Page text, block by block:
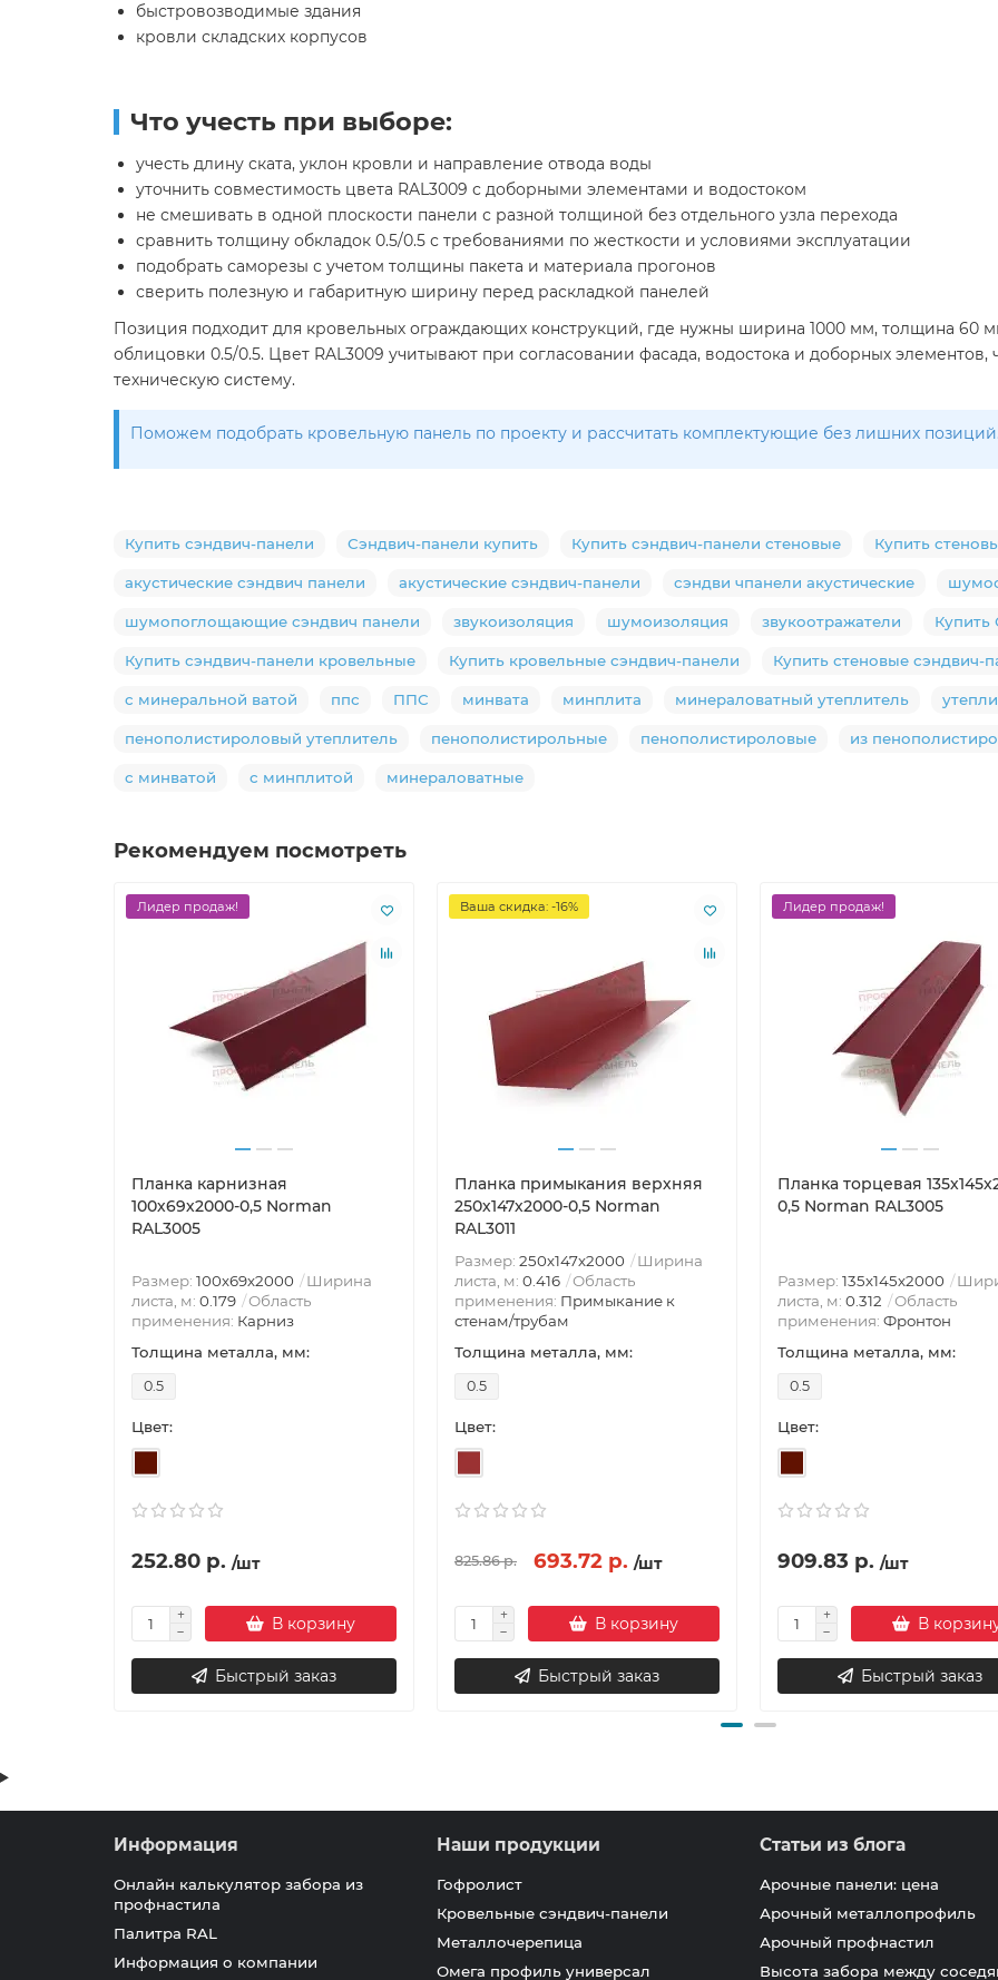
быстровозводимые здания
кровли складских корпусов
Что учесть при выборе:
учесть длину ската, уклон кровли и направление отвода воды
уточнить совместимость цвета RAL3009 с доборными элементами и водостоком
не смешивать в одной плоскости панели с разной толщиной без отдельного узла перехода
сравнить толщину обкладок 0.5/0.5 с требованиями по жесткости и условиями эксплуатации
подобрать саморезы с учетом толщины пакета и материала прогонов
сверить полезную и габаритную ширину перед раскладкой панелей
Позиция подходит для кровельных ограждающих конструкций, где нужны ширина 1000 мм, толщина 60
облицовки 0.5/0.5. Цвет RAL3009 учитывают при согласовании фасада, водостока и доборных
техническую систему.
Поможем подобрать кровельную панель по проекту и рассчитать комплектующие без лишних позиций.
Купить сэндвич-панели Сэндвич-панели купить Купить сэндвич-панели стеновые Купить
акустические сэндвич панели акустические сэндвич-панели сэндви чпанели акустические
шумопоглощающие сэндвич панели звукоизоляция шумоизоляция звукоотражатели Купить
Купить сэндвич-панели кровельные Купить кровельные сэндвич-панели Купить стеновые сэндвич-
с минеральной ватой ппс ППС минвата минплита минераловатный утеплитель
пенополистироловый утеплитель пенополистирольные пенополистироловые из
с минватой с минплитой минераловатные
Рекомендуем посмотреть
Лидер продаж!
Планка карнизная
100х69х2000-0,5 Norman
RAL3005
Размер: 100х69х2000
Ширина
листа, м: 0.179
Область
применения: Карниз
Толщина металла, мм:
0.5
Цвет:
252.80 р. /шт
В корзину
Быстрый заказ
Ваша скидка: -16%
Планка примыкания верхняя
250х147х2000-0,5 Norman
RAL3011
Размер: 250х147х2000
Ширина
листа, м: 0.416
Область
применения: Примыкание к
стенам/трубам
Толщина металла, мм:
0.5
Цвет:
825.86 р. 693.72 р. /шт
В корзину
Быстрый заказ
Лидер продаж!
Планка торцевая
0,5 Norman RAL3005
Размер: 135х145х2000
листа, м: 0.312
Область
применения: Фронтон
Толщина металла, мм:
0.5
Цвет:
909.83 р. /шт
В
Быстрый заказ
Информация
Онлайн калькулятор забора из
профнастила
Палитра RAL
Информация о компании
Наши продукции
Гофролист
Кровельные сэндвич-панели
Металлочерепица
Омега профиль универсал
Статьи из блога
Арочные панели: цена
Арочный металлопрофиль
Арочный профнастил
Высота забора между